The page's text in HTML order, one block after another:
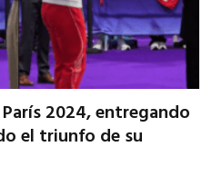
2024, entregando
el triunfo de su